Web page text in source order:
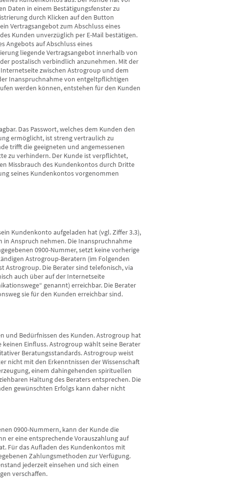
die Leichtigkeit zurück?
Auswertung/Bedeutung von
Symptomen über die Psychosomatik
Conny
PIN: 761
Bewertungen: 237
damals hattest du recht. Ich
dieses mal auch wieder, leider
ich schon 3 Jahre. Aber ein
Hoffnung habe ich noch.
lieben Dank für die sehr vielen
Du bist spitze ❤️
vielen Informationen. Vielen Dank!
Sehr gerne wieder!
Daten in einem Bestätigungsfenster zu
durch Klicken auf den Button
Vertragsangebot zum Abschluss eines
Kunden unverzüglich per E-Mail bestätigen.
Angebots auf Abschluss eines
liegende Vertragsangebot innerhalb von
postalisch verbindlich anzunehmen. Mit der
zwischen Astrogroup und dem
Inanspruchnahme von entgeltpflichtigen
werden können, entstehen für den Kunden
Das Passwort, welches dem Kunden den
ermöglicht, ist streng vertraulich zu
trifft die geeigneten und angemessenen
zu verhindern. Der Kunde ist verpflichtet,
Missbrauch des Kundenkontos durch Dritte
seines Kundenkontos vorgenommen
Kundenkonto aufgeladen hat (vgl. Ziffer 3.3),
Anspruch nehmen. Die Inanspruchnahme
0900-Nummer, setzt keine vorherige
Astrogroup-Beratern (im Folgenden
Astrogroup. Die Berater sind telefonisch, via
auch über auf der Internetseite
genannt) erreichbar. Die Berater
sie für den Kunden erreichbar sind.
und Bedürfnissen des Kunden. Astrogroup hat
Einfluss. Astrogroup wählt seine Berater
Beratungsstandards. Astrogroup weist
nicht mit den Erkenntnissen der Wissenschaft
einem dahingehenden spirituellen
Haltung des Beraters entsprechen. Die
gewünschten Erfolgs kann daher nicht
0900-Nummern, kann der Kunde die
er eine entsprechende Vorauszahlung auf
Für das Aufladen des Kundenkontos mit
Zahlungsmethoden zur Verfügung.
jederzeit einsehen und sich einen
verschaffen.